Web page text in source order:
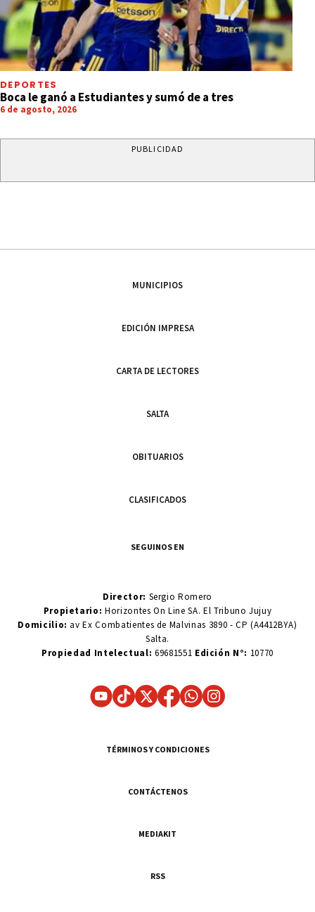
DEPORTES
Boca le ganó a Estudiantes y sumó de a tres
6 de agosto, 2026
PUBLICIDAD
MUNICIPIOS
EDICIÓN IMPRESA
CARTA DE LECTORES
SALTA
OBITUARIOS
CLASIFICADOS
SEGUINOS EN
Director: Sergio Romero
Propietario:Horizontes On Line SA. El Tribuno Jujuy
Domicilio: av Ex Combatientes de Malvinas 3890 - CP (A4412BYA)
Salta.
Propiedad Intelectual: 69681551 Edición N°: 10770
TÉRMINOS Y CONDICIONES
CONTÁCTENOS
MEDIAKIT
RSS